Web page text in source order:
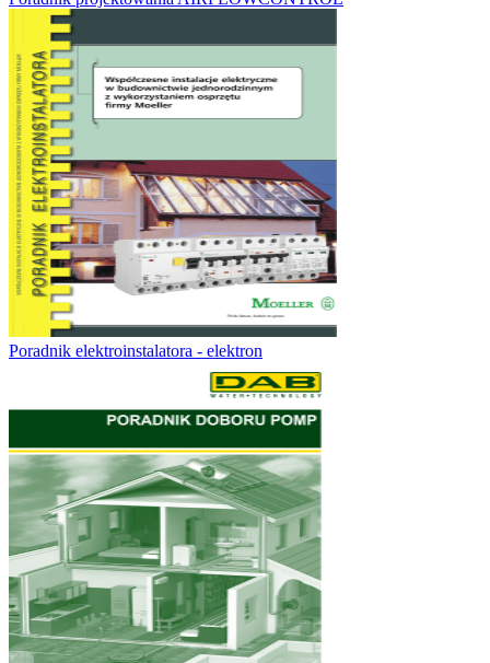
Poradnik elektroinstalatora - elektron